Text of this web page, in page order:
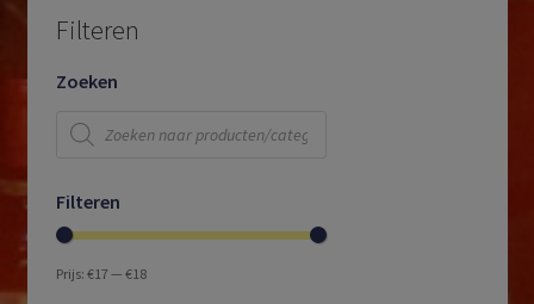
Filteren
Zoeken
zoeken
Filteren
Prijs: €17 — €18